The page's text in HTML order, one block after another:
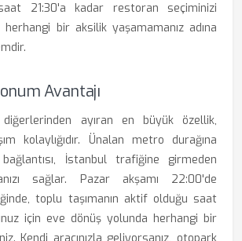
saat 21:30'a kadar restoran seçiminizi
herhangi bir aksilik yaşamamanız adına
Avantajı
ayıran en büyük özellik,
kolaylığıdır. Ünalan metro durağına
İstanbul trafiğine girmeden
sağlar. Pazar akşamı 22:00'de
toplu taşımanın aktif olduğu saat
için eve dönüş yolunda herhangi bir